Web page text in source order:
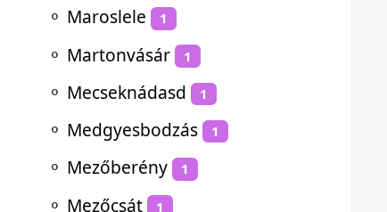
⚬ Maroslele 1
⚬ Martonvásár 1
⚬ Mecseknádasd 1
⚬ Medgyesbodzás 1
⚬ Mezőberény 1
⚬ Mezőcsát 1